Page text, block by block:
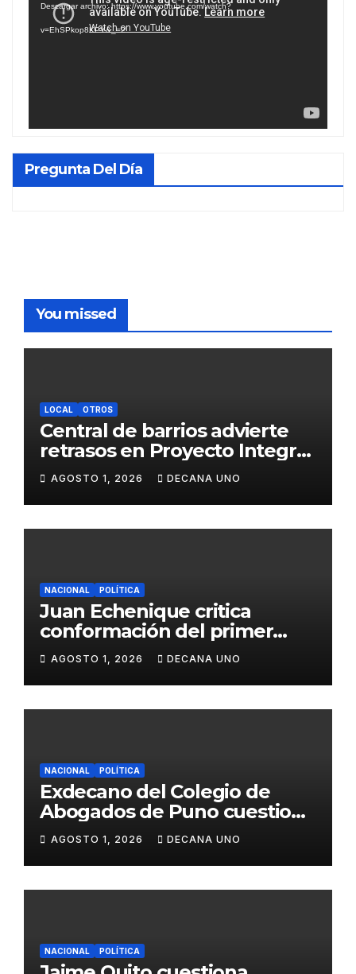
vídeo
Descargar archivo: https://www.youtube.com/watch?
v=EhSPkop8KPY&_=2
Pregunta Del Día
You missed
LOCAL OTROS
Central de barrios advierte
retrasos en Proyecto Integral
de Agua y Alcantarillado para
Juliaca
AGOSTO 1, 2026 DECANA UNO
NACIONAL POLÍTICA
Juan Echenique critica
conformación del primer
gabinete ministerial de Keiko
Fujimori
AGOSTO 1, 2026 DECANA UNO
NACIONAL POLÍTICA
Exdecano del Colegio de
Abogados de Puno cuestiona
propuestas sobre seguridad
ciudadana
AGOSTO 1, 2026 DECANA UNO
NACIONAL POLÍTICA